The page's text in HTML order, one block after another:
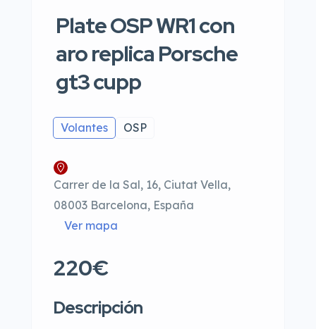
Plate OSP WR1 con
aro replica Porsche
gt3 cupp
Volantes OSP
Carrer de la Sal, 16, Ciutat Vella,
08003 Barcelona, España
Ver mapa
220€
Descripción